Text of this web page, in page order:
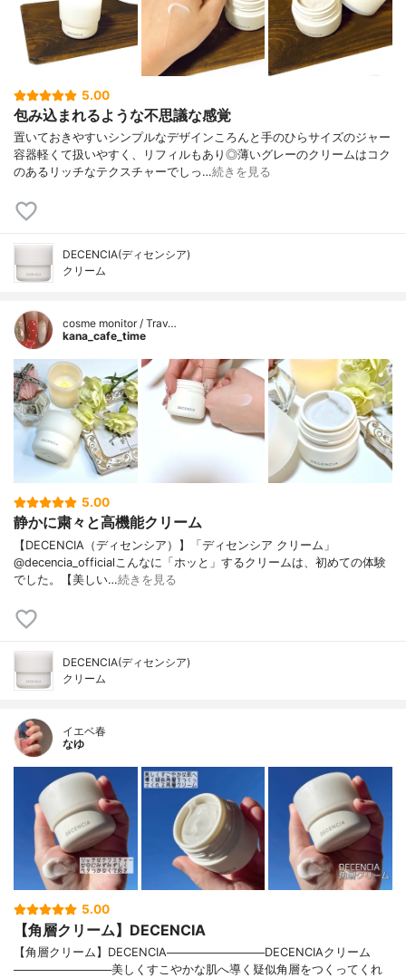
5.00
包み込まれるような不思議な感覚
置いておきやすいシンプルなデザインころんと手のひらサイズのジャー
容器軽くて扱いやすく、リフィルもあり◎薄いグレーのクリームはコク
のあるリッチなテクスチャーでしっ…続きを見る
DECENCIA(ディセンシア)
クリーム
cosme monitor / Trav…
kana_cafe_time
5.00
静かに粛々と高機能クリーム
【DECENCIA（ディセンシア）】「ディセンシア クリーム」
@decencia_officialこんなに「ホッと」するクリームは、初めての体験
でした。【美しい…続きを見る
DECENCIA(ディセンシア)
クリーム
イエベ春
なゆ
5.00
【角層クリーム】DECENCIA
【角層クリーム】DECENCIA────────────DECENCIAクリーム
────────────美しくすこやかな肌へ導く疑似角層をつくってくれ